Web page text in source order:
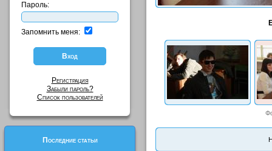
Пароль:
Запомнить меня:
Регистрация
Забыли пароль?
Список пользователей
Последние статьи